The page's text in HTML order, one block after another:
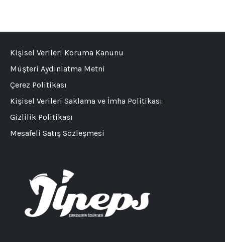
Kişisel Verileri Koruma Kanunu
Müşteri Aydınlatma Metni
Çerez Politikası
Kişisel Verileri Saklama ve İmha Politikası
Gizlilik Politikası
Mesafeli Satış Sözleşmesi